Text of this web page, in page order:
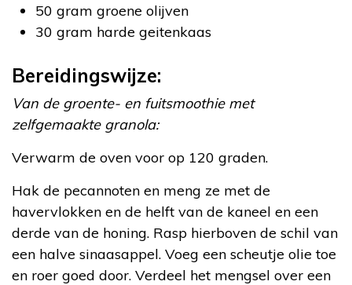
50 gram groene olijven
30 gram harde geitenkaas
Bereidingswijze:
Van de groente- en fuitsmoothie met
zelfgemaakte granola:
Verwarm de oven voor op 120 graden.
Hak de pecannoten en meng ze met de
havervlokken en de helft van de kaneel en een
derde van de honing. Rasp hierboven de schil van
een halve sinaasappel. Voeg een scheutje olie toe
en roer goed door. Verdeel het mengsel over een